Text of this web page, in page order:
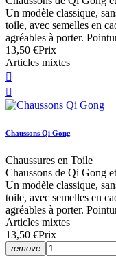
Un modèle classique,
toile, avec semelles en
agréables à porter.
13,50 €Prix
Articles mixtes


Chaussons Qi Gong
Chaussures en Toile
Chaussons de Qi Gong
Un modèle classique,
toile, avec semelles en
agréables à porter.
Articles mixtes
13,50 €Prix
remove